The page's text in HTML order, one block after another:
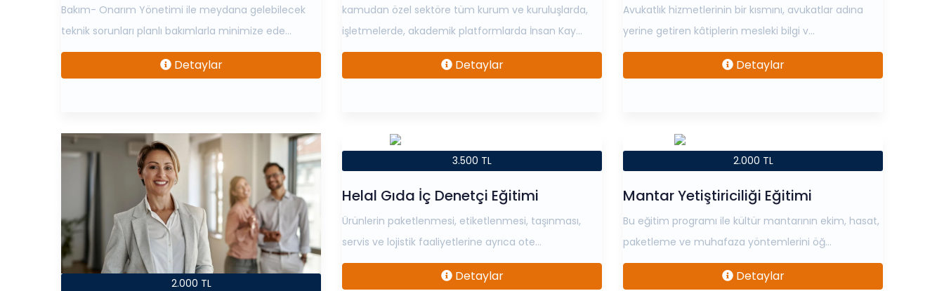
Bakım- Onarım Yönetimi ile meydana gelebilecek
teknik sorunları planlı bakımlarla minimize ede...
Detaylar
kamudan özel sektöre tüm kurum ve kuruluşlarda,
işletmelerde, akademik platformlarda İnsan Kay...
Detaylar
Avukatlık hizmetlerinin bir kısmını, avukatlar adına
yerine getiren kâtiplerin mesleki bilgi v...
Detaylar
2.000 TL
3.500 TL
Helal Gıda İç Denetçi Eğitimi
Ürünlerin paketlenmesi, etiketlenmesi, taşınması,
servis ve lojistik faaliyetlerine ayrıca ote...
Detaylar
2.000 TL
Mantar Yetiştiriciliği Eğitimi
Bu eğitim programı ile kültür mantarının ekim, hasat,
paketleme ve muhafaza yöntemlerini öğ...
Detaylar